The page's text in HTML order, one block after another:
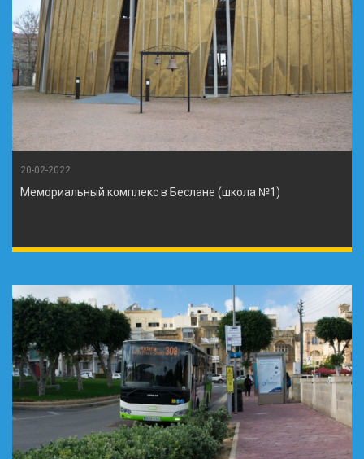
20-02-2022
Мемориальный комплекс в Беслане (школа №1)